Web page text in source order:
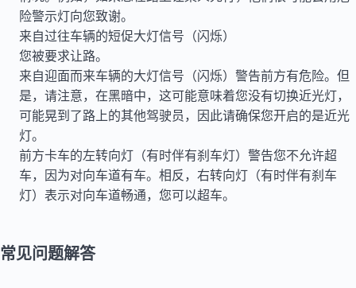
险警示灯向您致谢。
来自过往车辆的短促大灯信号（闪烁）
您被要求让路。
来自迎面而来车辆的大灯信号（闪烁）警告前方有危险。但
是，请注意，在黑暗中，这可能意味着您没有切换近光灯，
可能晃到了路上的其他驾驶员，因此请确保您开启的是近光
灯。
前方卡车的左转向灯（有时伴有刹车灯）警告您不允许超
车，因为对向车道有车。相反，右转向灯（有时伴有刹车
灯）表示对向车道畅通，您可以超车。
常见问题解答